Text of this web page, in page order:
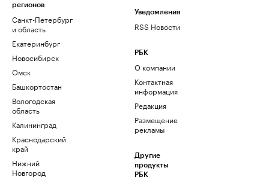
регионов
Санкт-Петербург
и область
Екатеринбург
Новосибирск
Омск
Башкортостан
Вологодская
область
Калининград
Краснодарский
край
Нижний
Новгород
Уведомления
RSS Новости
РБК
О компании
Контактная
информация
Редакция
Размещение
рекламы
Другие
продукты
РБК